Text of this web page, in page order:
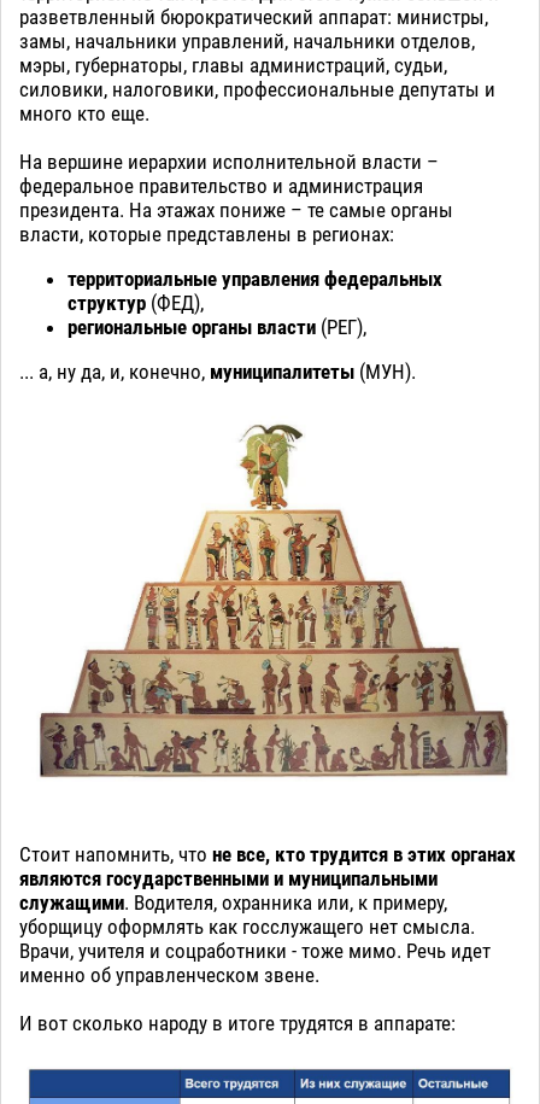
разветвленный бюрократический аппарат: министры,
замы, начальники управлений, начальники отделов,
мэры, губернаторы, главы администраций, судьи,
силовики, налоговики, профессиональные депутаты и
много кто еще.
На вершине иерархии исполнительной власти –
федеральное правительство и администрация
президента. На этажах пониже – те самые органы
власти, которые представлены в регионах:
территориальные управления федеральных
структур (ФЕД),
региональные органы власти (РЕГ),
... а, ну да, и, конечно, муниципалитеты (МУН).
Стоит напомнить, что не все, кто трудится в этих органах
являются государственными и муниципальными
служащими. Водителя, охранника или, к примеру,
уборщицу оформлять как госслужащего нет смысла.
Врачи, учителя и соцработники - тоже мимо. Речь идет
именно об управленческом звене.
И вот сколько народу в итоге трудятся в аппарате: